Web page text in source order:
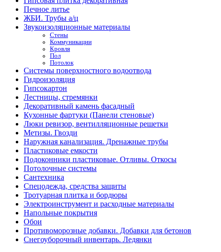
Печное литье
ЖБИ. Трубы а/ц
Звукоизоляционные материалы
Стены
Коммуникации
Кровля
Пол
Потолок
Системы поверхностного водоотвода
Гидроизоляция
Гипсокартон
Лестницы, стремянки
Декоративный камень фасадный
Кухонные фартуки (Панели стеновые)
Люки ревизор, вентилляционные решетки
Метизы. Гвозди
Наружная канализация. Дренажные трубы
Пластиковые емкости
Подоконники пластиковые. Отливы. Откосы
Потолочные системы
Сантехника
Спецодежда, средства защиты
Тротуарная плитка и бордюры
Электроинструмент и расходные материалы
Напольные покрытия
Обои
Противоморозные добавки. Добавки для бетонов
Снегоуборочный инвентарь. Ледянки